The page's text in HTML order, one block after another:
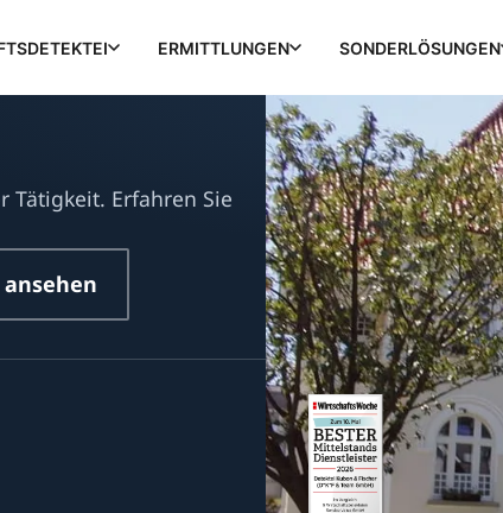
ERMITTLUNGEN SONDERLÖSUNGEN
Tätigkeit. Erfahren Sie